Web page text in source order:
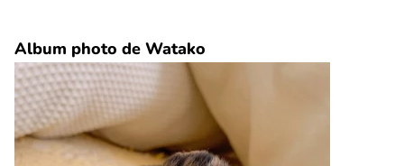
Album photo de Watako